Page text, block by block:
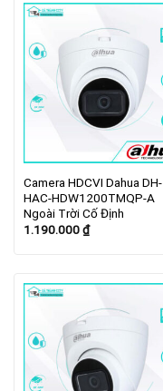
Camera HDCVI Dahua DH-
HAC-HDW1200TMQP-A
Ngoài Trời Cố Định
1.190.000₫